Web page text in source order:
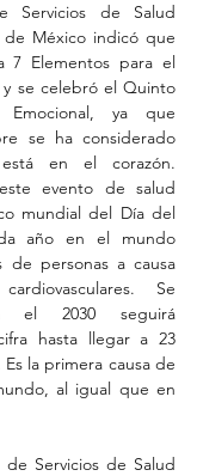
Servicios de Salud
México indicó que
7 Elementos para el
y se celebró el Quinto
ya que
se ha considerado
en el corazón.
evento de salud
mundial del Día del
año en el mundo
de personas a causa
Se
el 2030 seguirá
hasta llegar a 23
la primera causa de
al igual que en
Servicios de Salud